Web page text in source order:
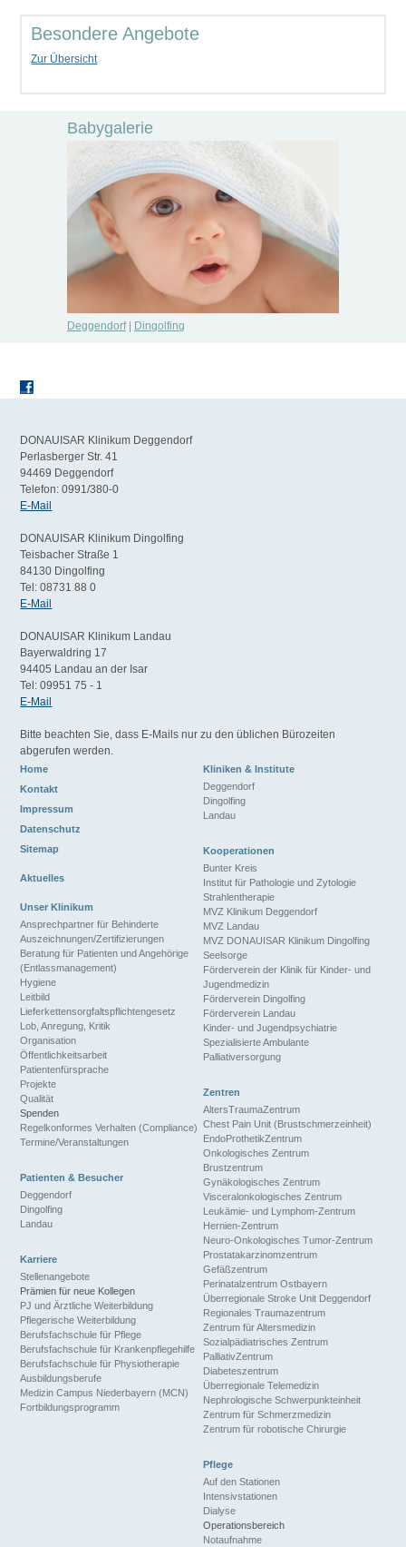
Besondere Angebote
Zur Übersicht
Babygalerie
Deggendorf| Dingolfing
DONAUISAR Klinikum Deggendorf
Perlasberger Str. 41
94469 Deggendorf
Telefon: 0991/380-0
E-Mail
DONAUISAR Klinikum Dingolfing
Teisbacher Straße 1
84130 Dingolfing
Tel: 08731 88 0
E-Mail
DONAUISAR Klinikum Landau
Bayerwaldring 17
94405 Landau an der Isar
Tel: 09951 75 - 1
E-Mail
Bitte beachten Sie, dass E-Mails nur zu den üblichen Bürozeiten
abgerufen werden.
Home
Kontakt
Impressum
Datenschutz
Sitemap
Aktuelles
Unser Klinikum
Ansprechpartner für Behinderte
Auszeichnungen/Zertifizierungen
Beratung für Patienten und Angehörige
(Entlassmanagement)
Hygiene
Leitbild
Lieferkettensorgfaltspflichtengesetz
Lob, Anregung, Kritik
Organisation
Öffentlichkeitsarbeit
Patientenfürsprache
Projekte
Qualität
Spenden
Regelkonformes Verhalten (Compliance)
Termine/Veranstaltungen
Kliniken & Institute
Deggendorf
Dingolfing
Landau
Kooperationen
Bunter Kreis
Institut für Pathologie und Zytologie
Strahlentherapie
MVZ Klinikum Deggendorf
MVZ Landau
MVZ DONAUISAR Klinikum Dingolfing
Seelsorge
Förderverein der Klinik für Kinder- und
Jugendmedizin
Förderverein Dingolfing
Förderverein Landau
Kinder- und Jugendpsychiatrie
Spezialisierte Ambulante
Palliativersorgung
Zentren
AltersTraumaZentrum
Chest Pain Unit (Brustschmerzeinheit)
EndoProthetikZentrum
Onkologisches Zentrum
Brustzentrum
Gynäkologisches Zentrum
Visceralonkologisches Zentrum
Leukämie- und Lymphom-Zentrum
Hernien-Zentrum
Neuro-Onkologisches Tumor-Zentrum
Prostatakarzinomzentrum
Gefäßzentrum
Perinatalzentrum Ostbayern
Überregionale Stroke Unit Deggendorf
Regionales Traumazentrum
Zentrum für Altersmedizin
Sozialpädiatrisches Zentrum
PalliativZentrum
Diabeteszentrum
Überregionale Telemedizin
Nephrologische Schwerpunkteinheit
Zentrum für Schmerzmedizin
Zentrum für robotische Chirurgie
Pflege
Auf den Stationen
Intensivstationen
Dialyse
Operationsbereich
Notaufnahme
Patienten & Besucher
Deggendorf
Dingolfing
Landau
Karriere
Stellenangebote
Prämien für neue Kollegen
PJ und Ärztliche Weiterbildung
Pflegerische Weiterbildung
Berufsfachschule für Pflege
Berufsfachschule für Krankenpflegehilfe
Berufsfachschule für Physiotherapie
Ausbildungsberufe
Medizin Campus Niederbayern (MCN)
Fortbildungsprogramm